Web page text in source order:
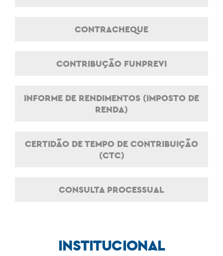
CONTRACHEQUE
CONTRIBUÇÃO FUNPREVI
INFORME DE RENDIMENTOS (IMPOSTO DE
RENDA)
CERTIDÃO DE TEMPO DE CONTRIBUIÇÃO
(CTC)
CONSULTA PROCESSUAL
INSTITUCIONAL